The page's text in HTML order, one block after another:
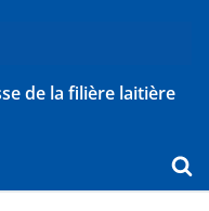
de la filière laitière